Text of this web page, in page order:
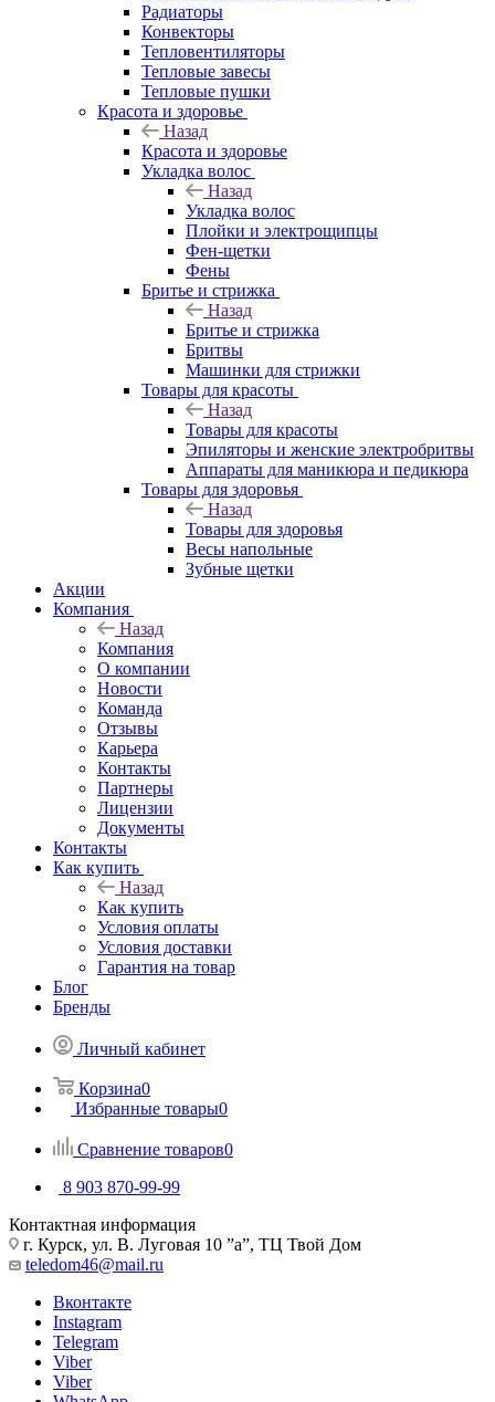
Радиаторы
Конвекторы
Тепловентиляторы
Тепловые завесы
Тепловые пушки
Красота и здоровье
Назад
Красота и здоровье
Укладка волос
Назад
Укладка волос
Плойки и электрощипцы
Фен-щетки
Фены
Бритье и стрижка
Назад
Бритье и стрижка
Бритвы
Машинки для стрижки
Товары для красоты
Назад
Товары для красоты
Эпиляторы и женские электробритвы
Аппараты для маникюра и педикюра
Товары для здоровья
Назад
Товары для здоровья
Весы напольные
Зубные щетки
Акции
Компания
Назад
Компания
О компании
Новости
Команда
Отзывы
Карьера
Контакты
Партнеры
Лицензии
Документы
Контакты
Как купить
Назад
Как купить
Условия оплаты
Условия доставки
Гарантия на товар
Блог
Бренды
Личный кабинет
Корзина0
Избранные товары0
Сравнение товаров0
8 903 870-99-99
Контактная информация
г. Курск, ул. В. Луговая 10 ”а”, ТЦ Твой Дом
teledom46@mail.ru
Вконтакте
Instagram
Telegram
Viber
Viber